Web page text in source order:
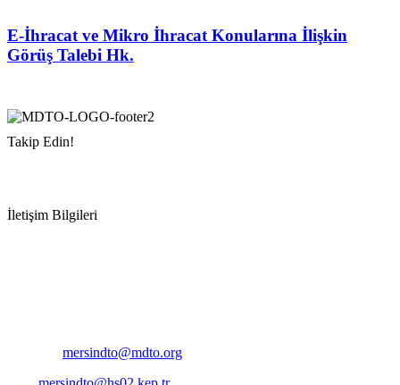
E-İhracat ve Mikro İhracat Konularına İlişkin
Görüş Talebi Hk.
Takip Edin!
İletişim Bilgileri
mersindto@mdto.org